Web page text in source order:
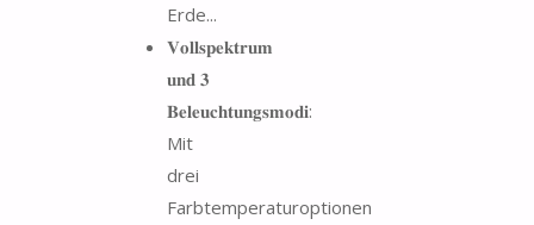
Erde...
𝐕𝐨𝐥𝐥𝐬𝐩𝐞𝐤𝐭𝐫𝐮𝐦
𝐮𝐧𝐝 𝟑
𝐁𝐞𝐥𝐞𝐮𝐜𝐡𝐭𝐮𝐧𝐠𝐬𝐦𝐨𝐝𝐢:
Mit
drei
Farbtemperaturoptionen